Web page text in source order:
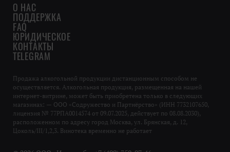
О НАС
ПОДДЕРЖКА
FAQ
ЮРИДИЧЕСКОЕ
КОНТАКТЫ
TELEGRAM
Продажа алкогольной продукции дистанционным способом не
осуществляется. Алкогольная продукция, размещенная на нашей
интернет-витрине, может быть приобретена только в следующих
магазинах: — ООО «Содружество и Партнёрство» (ИНН 7732107650,
лицензия № 77РПА0014574 от 09.07.2025, действует по 08.08.2030),
расположенном по адресу город Москва, ул. Брянская, д. 12,
Цоколь/III/1,2,3. Винотека временно не работает